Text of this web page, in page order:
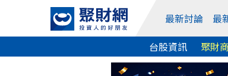
最新討論 最
台股資訊
聚財